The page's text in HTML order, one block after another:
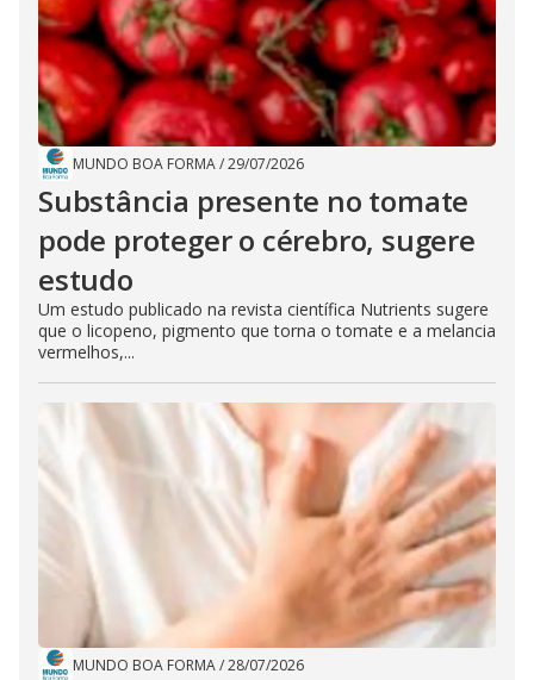
MUNDO BOA FORMA/29/07/2026
Substância presente no tomate
pode proteger o cérebro, sugere
estudo
Um estudo publicado na revista científica Nutrients sugere
que o licopeno, pigmento que torna o tomate e a melancia
vermelhos,...
MUNDO BOA FORMA/28/07/2026